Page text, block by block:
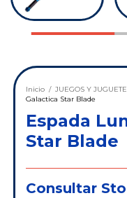
Inicio / JUEGOS Y
Galactica Star Blade
Espada
Star Blade
Consultar